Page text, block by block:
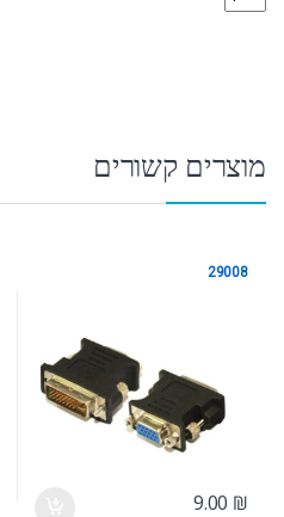
מוצרים קשורים
29008
9.00 ₪